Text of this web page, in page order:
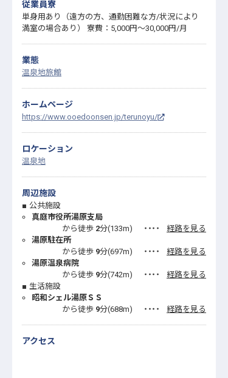
従業員寮
単身用あり（遠方の方、通勤困難な方/状況により
満室の場合あり） 寮費：5,000円～30,000円/月
業態
温泉地旅館
ホームページ
https://www.ooedoonsen.jp/terunoyu/
ロケーション
温泉地
周辺施設
公共施設
真庭市役所湯原支局
から徒歩 2分(133m) ・・・・
経路を見る
湯原駐在所
から徒歩 9分(697m) ・・・・
経路を見る
湯原温泉病院
から徒歩 9分(742m) ・・・・
経路を見る
生活施設
昭和シェル湯原ＳＳ
から徒歩 9分(688m) ・・・・ 経路を見る
アクセス